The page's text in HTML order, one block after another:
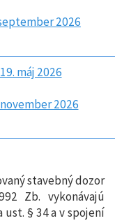
2026
máj 2026
2026
stavebný dozor
Zb. vykonávajú
§ 34 a v spojení